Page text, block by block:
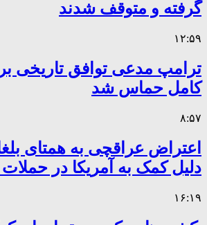
گرفته و متوقف شدند
۱۲:۵۹
ترامپ مدعی توافق تاریخی
کامل حماس شد
۸:۵۷
اعتراض عراقچی به همتای
دلیل کمک به آمریکا در حملات
۱۶:۱۹